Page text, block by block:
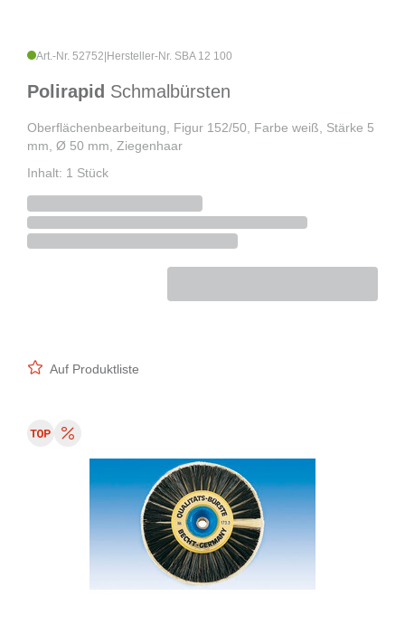
Art.-Nr. 52752 Hersteller-Nr. SBA 12 100
Polirapid Schmalbürsten
Oberflächenbearbeitung, Figur 152/50, Farbe weiß, Stärke 5
mm, Ø 50 mm, Ziegenhaar
Inhalt: 1 Stück
Auf Produktliste